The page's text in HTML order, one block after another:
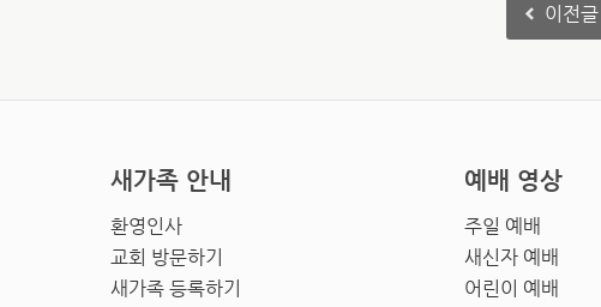
이전글
새가족 안내
환영인사
교회 방문하기
새가족 등록하기
예배 영상
주일 예배
새신자 예배
어린이 예배